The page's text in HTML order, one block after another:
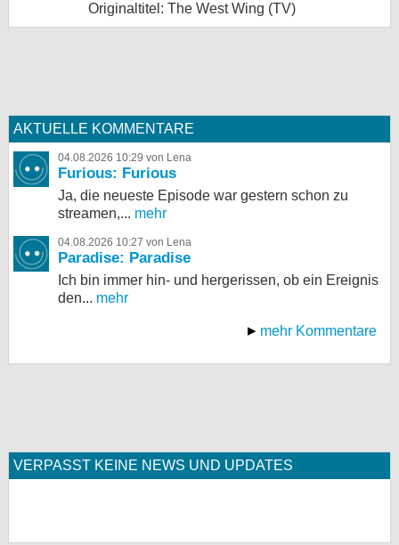
Originaltitel: The West Wing (TV)
AKTUELLE KOMMENTARE
04.08.2026 10:29 von Lena
Furious: Furious
Ja, die neueste Episode war gestern schon zu
streamen,... mehr
04.08.2026 10:27 von Lena
Paradise: Paradise
Ich bin immer hin- und hergerissen, ob ein Ereignis
den... mehr
mehr Kommentare
VERPASST KEINE NEWS UND UPDATES